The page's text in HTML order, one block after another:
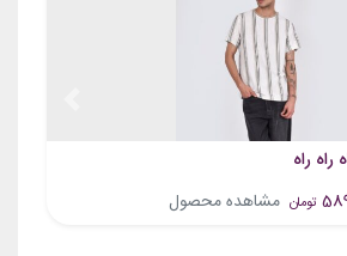
راه
تومان مشاهده محصول